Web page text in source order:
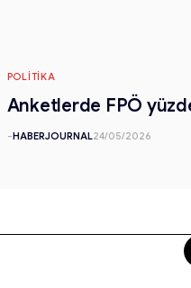
POLITIKA
Anketlerde FPÖ
-HABERJOURNAL24/05/2026